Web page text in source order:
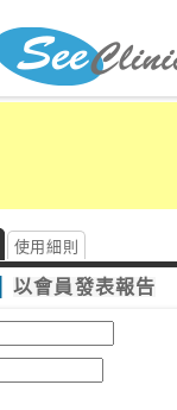
使用細則
|以會員發表報告